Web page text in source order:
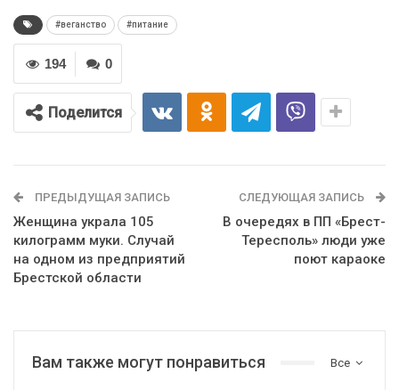
#веганство #питание
0
194
Поделится
ПРЕДЫДУЩАЯ ЗАПИСЬ
Женщина украла 105
килограмм муки. Случай
на одном из предприятий
Брестской области
СЛЕДУЮЩАЯ ЗАПИСЬ
В очередях в ПП «Брест-
Тересполь» люди уже
поют караоке
Все
Вам также могут понравиться